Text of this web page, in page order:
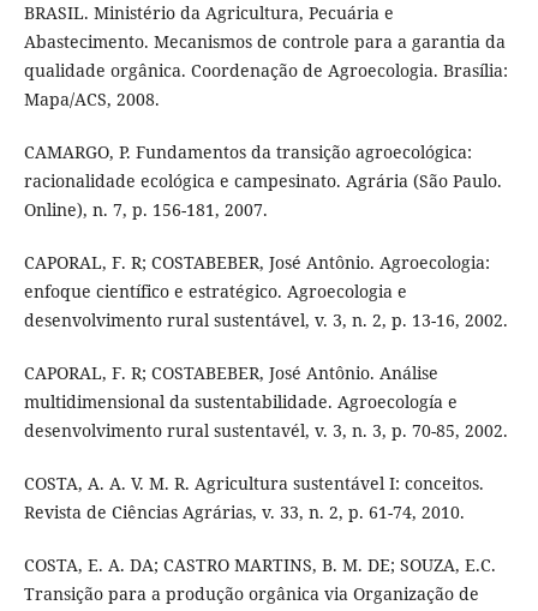
BRASIL. Ministério da Agricultura, Pecuária e
Abastecimento. Mecanismos de controle para a garantia da
qualidade orgânica. Coordenação de Agroecologia. Brasília:
Mapa/ACS, 2008.
CAMARGO, P. Fundamentos da transição agroecológica:
racionalidade ecológica e campesinato. Agrária (São Paulo.
Online), n. 7, p. 156-181, 2007.
CAPORAL, F. R; COSTABEBER, José Antônio. Agroecologia:
enfoque científico e estratégico. Agroecologia e
desenvolvimento rural sustentável, v. 3, n. 2, p. 13-16, 2002.
CAPORAL, F. R; COSTABEBER, José Antônio. Análise
multidimensional da sustentabilidade. Agroecología e
desenvolvimento rural sustentavél, v. 3, n. 3, p. 70-85, 2002.
COSTA, A. A. V. M. R. Agricultura sustentável I: conceitos.
Revista de Ciências Agrárias, v. 33, n. 2, p. 61-74, 2010.
COSTA, E. A. DA; CASTRO MARTINS, B. M. DE; SOUZA, E.C.
Transição para a produção orgânica via Organização de